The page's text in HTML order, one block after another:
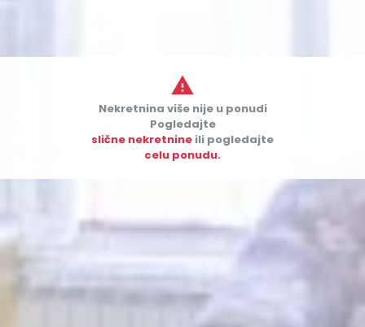

Nekretnina više nije u ponudi
Pogledajte
slične nekretnine ili pogledajte
celu ponudu.